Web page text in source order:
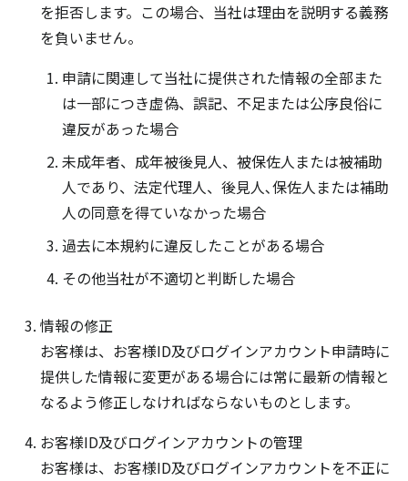
を拒否します。この場合、当社は理由を説明する義務
を負いません。
申請に関連して当社に提供された情報の全部また
は一部につき虚偽、誤記、不足または公序良俗に
違反があった場合
未成年者、成年被後見人、被保佐人または被補助
人であり、法定代理人、後見人､保佐人または補助
人の同意を得ていなかった場合
過去に本規約に違反したことがある場合
その他当社が不適切と判断した場合
情報の修正
お客様は、お客様ID及びログインアカウント申請時に
提供した情報に変更がある場合には常に最新の情報と
なるよう修正しなければならないものとします。
お客様ID及びログインアカウントの管理
お客様は、お客様ID及びログインアカウントを不正に